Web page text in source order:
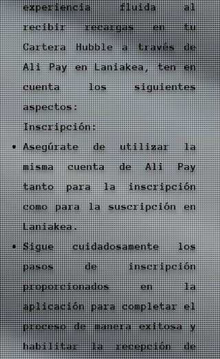
experiencia fluida al
recibir recargas en tu
Cartera Hubble a través de
Ali Pay en Laniakea, ten en
cuenta los siguientes
aspectos:
Inscripción:
Asegúrate de utilizar la
misma cuenta de Ali Pay
tanto para la inscripción
como para la suscripción en
Laniakea.
Sigue cuidadosamente los
pasos de inscripción
proporcionados en la
aplicación para completar el
proceso de manera exitosa y
habilitar la recepción de